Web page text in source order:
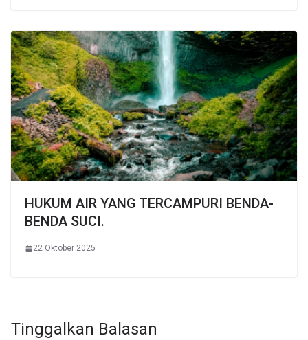
HUKUM AIR YANG TERCAMPURI BENDA-
BENDA SUCI.
22 Oktober 2025
Tinggalkan Balasan